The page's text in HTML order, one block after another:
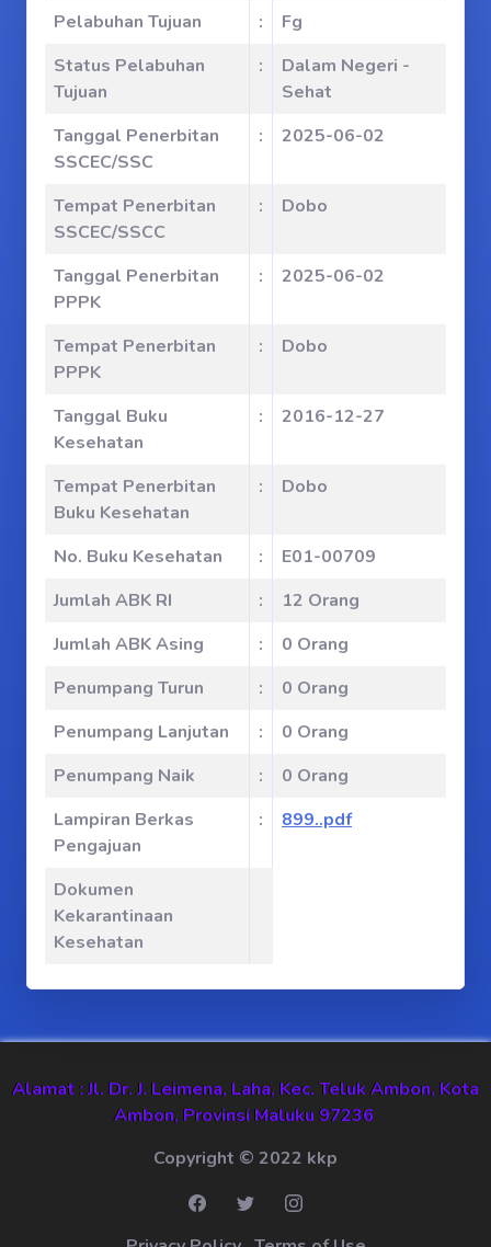
Pelabuhan Tujuan
:
Fg
Status Pelabuhan
Tujuan
:
Dalam Negeri -
Sehat
Tanggal Penerbitan
SSCEC/SSC
: 2025-06-02
Tempat Penerbitan
SSCEC/SSCC
: Dobo
Tanggal Penerbitan
PPPK
: 2025-06-02
Tempat Penerbitan
PPPK
: Dobo
Tanggal Buku
Kesehatan
: 2016-12-27
Tempat Penerbitan
Buku Kesehatan
: Dobo
No. Buku Kesehatan :
E01-00709
Jumlah ABK RI
:
12 Orang
Jumlah ABK Asing
:
0 Orang
Penumpang Turun
:
0 Orang
Penumpang Lanjutan
:
0 Orang
Penumpang Naik
:
0 Orang
Lampiran Berkas
Pengajuan
: 899..pdf
Dokumen
Kekarantinaan
Kesehatan
Alamat : Jl. Dr. J. Leimena, Laha, Kec. Teluk Ambon, Kota
Ambon, Provinsi Maluku 97236
Copyright © 2022 kkp